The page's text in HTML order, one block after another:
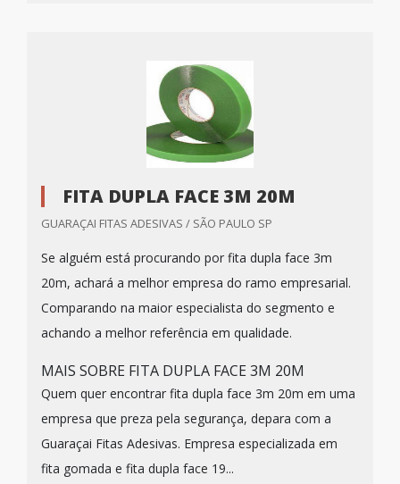
FITA DUPLA FACE 3M 20M
GUARAÇAI FITAS ADESIVAS / SÃO PAULO SP
Se alguém está procurando por fita dupla face 3m
20m, achará a melhor empresa do ramo empresarial.
Comparando na maior especialista do segmento e
achando a melhor referência em qualidade.
MAIS SOBRE FITA DUPLA FACE 3M 20M
Quem quer encontrar fita dupla face 3m 20m em uma
empresa que preza pela segurança, depara com a
Guaraçai Fitas Adesivas. Empresa especializada em
fita gomada e fita dupla face 19...